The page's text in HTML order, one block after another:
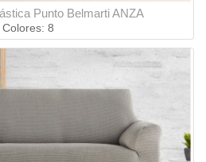
Punto Belmarti ANZA
Colores: 8